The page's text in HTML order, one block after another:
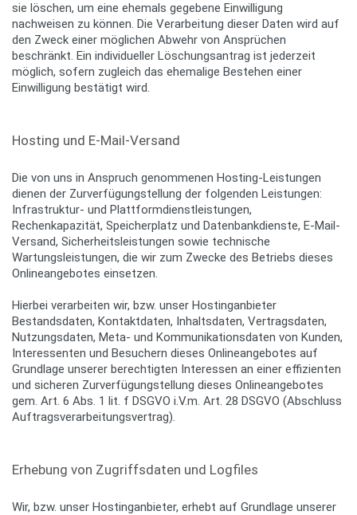
sie löschen, um eine ehemals gegebene Einwilligung
nachweisen zu können. Die Verarbeitung dieser Daten wird auf
den Zweck einer möglichen Abwehr von Ansprüchen
beschränkt. Ein individueller Löschungsantrag ist jederzeit
möglich, sofern zugleich das ehemalige Bestehen einer
Einwilligung bestätigt wird.
Hosting und E-Mail-Versand
Die von uns in Anspruch genommenen Hosting-Leistungen
dienen der Zurverfügungstellung der folgenden Leistungen:
Infrastruktur- und Plattformdienstleistungen,
Rechenkapazität, Speicherplatz und Datenbankdienste, E-Mail-
Versand, Sicherheitsleistungen sowie technische
Wartungsleistungen, die wir zum Zwecke des Betriebs dieses
Onlineangebotes einsetzen.
Hierbei verarbeiten wir, bzw. unser Hostinganbieter
Bestandsdaten, Kontaktdaten, Inhaltsdaten, Vertragsdaten,
Nutzungsdaten, Meta- und Kommunikationsdaten von Kunden,
Interessenten und Besuchern dieses Onlineangebotes auf
Grundlage unserer berechtigten Interessen an einer effizienten
und sicheren Zurverfügungstellung dieses Onlineangebotes
gem. Art. 6 Abs. 1 lit. f DSGVO i.V.m. Art. 28 DSGVO (Abschluss
Auftragsverarbeitungsvertrag).
Erhebung von Zugriffsdaten und Logfiles
Wir, bzw. unser Hostinganbieter, erhebt auf Grundlage unserer